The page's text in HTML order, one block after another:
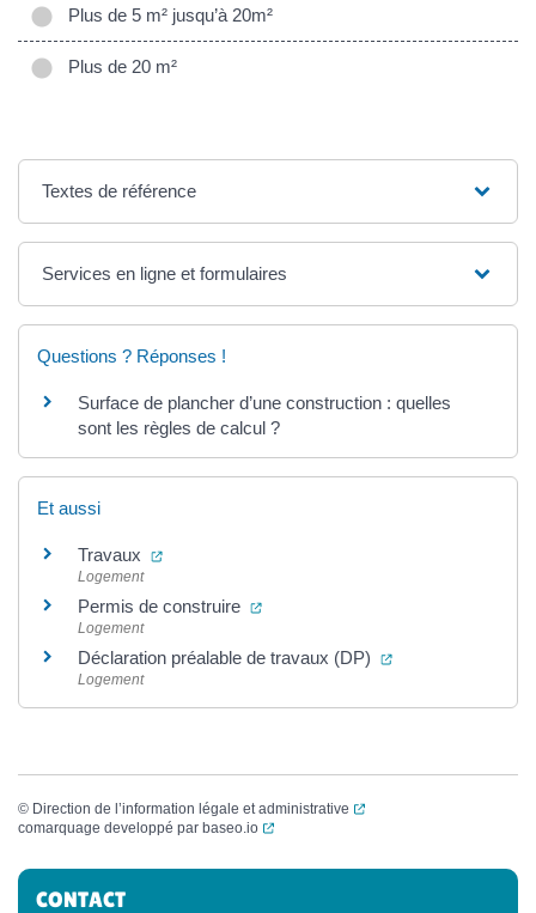
Plus de 5 m² jusqu’à 20m²
Plus de 20 m²
Textes de référence
Services en ligne et formulaires
Questions ? Réponses !
Surface de plancher d’une construction : quelles
sont les règles de calcul ?
Et aussi
Travaux (ouverture dans un nouvel onglet)
Logement
Permis de construire (ouverture dans un nouvel onglet)
Logement
Déclaration préalable de travaux (DP) (ouverture dans
Logement
© Direction de l’information légale et administrative
(ouverture dans un
comarquage developpé par baseo.io (ouverture dans un nouvel onglet)
Informations complémentaires
CONTACT